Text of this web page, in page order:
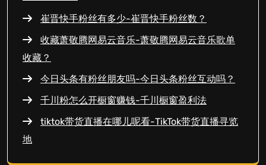
崔晋快手粉丝有多少-崔晋快手粉丝数？
收藏萧敬腾网易云音乐-萧敬腾网易云音乐歌单
收藏？
今日头条有粉丝朋友吗-今日头条粉丝互动吗？
千川粉怎么开橱窗赚钱-千川橱窗盈利法
tiktok带货直播在哪儿呢看-TikTok带货直播寻览
地